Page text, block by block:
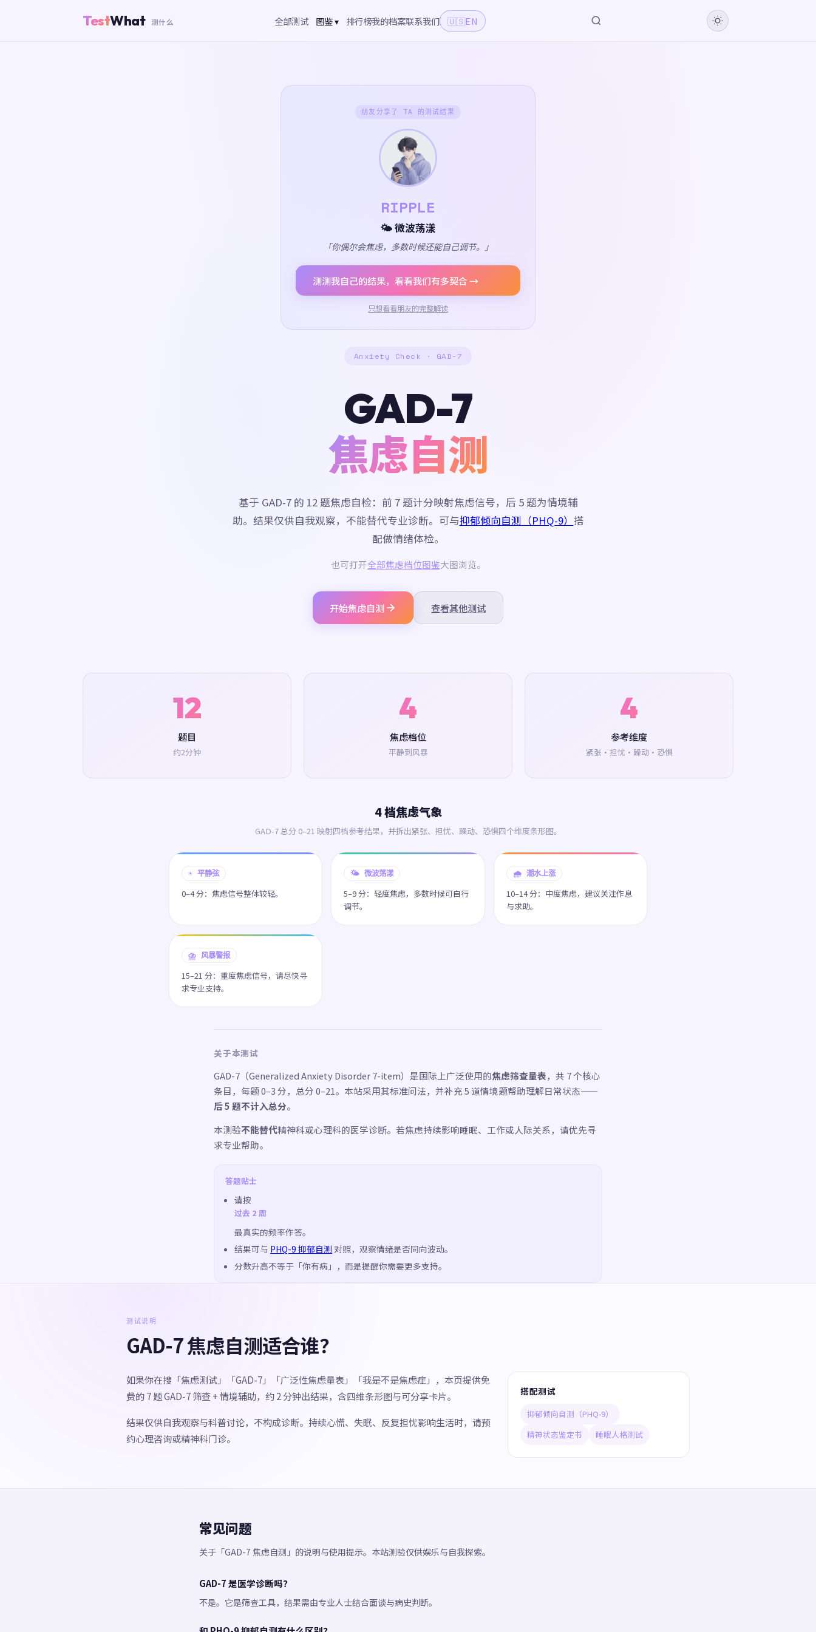
TestWhat 测什么 全部测试 图鉴 ▾ 排行榜我的档案联系我们 🇺🇸EN
朋友分享了 TA 的测试结果
RIPPLE
🌤️ 微波荡漾
「你偶尔会焦虑，多数时候还能自己调节。」
测测我自己的结果，看看我们有多契合 →
只想看看朋友的完整解读
Anxiety Check · GAD-7
GAD-7
焦虑自测
基于 GAD-7 的 12 题焦虑自检：前 7 题计分映射焦虑信号，后 5 题为情境辅
助。结果仅供自我观察，不能替代专业诊断。可与抑郁倾向自测（PHQ-9） 搭
配做情绪体检。
也可打开全部焦虑档位图鉴大图浏览。
开始焦虑自测 查看其他测试
12
题目
约2分钟
4
焦虑档位
平静到风暴
4
参考维度
紧张·担忧·躁动·恐惧
4 档焦虑气象
GAD-7 总分 0–21 映射四档参考结果，并拆出紧张、担忧、躁动、恐惧四个维度条形图。
☀️ 平静弦
0–4 分：焦虑信号整体较轻。
🌤️ 微波荡漾
5–9 分：轻度焦虑，多数时候可自行
调节。
🌧️ 潮水上涨
10–14 分：中度焦虑，建议关注作息
与求助。
⛈️ 风暴警报
15–21 分：重度焦虑信号，请尽快寻
求专业支持。
关于本测试
GAD-7（Generalized Anxiety Disorder 7-item）是国际上广泛使用的焦虑筛查量表，共 7 个核心
条目，每题 0–3 分，总分 0–21。本站采用其标准问法，并补充 5 道情境题帮助理解日常状态——
后 5 题不计入总分。
本测验不能替代精神科或心理科的医学诊断。若焦虑持续影响睡眠、工作或人际关系，请优先寻
求专业帮助。
答题贴士
请按
过去 2 周
最真实的频率作答。
结果可与 PHQ-9 抑郁自测 对照，观察情绪是否同向波动。
分数升高不等于「你有病」，而是提醒你需要更多支持。
测试说明
GAD-7 焦虑自测适合谁？
如果你在搜「焦虑测试」「GAD-7」「广泛性焦虑量表」「我是不是焦虑症」，本页提供免
费的 7 题 GAD-7 筛查 + 情境辅助，约 2 分钟出结果，含四维条形图与可分享卡片。
结果仅供自我观察与科普讨论，不构成诊断。持续心慌、失眠、反复担忧影响生活时，请预
约心理咨询或精神科门诊。
搭配测试
抑郁倾向自测（PHQ-9）
精神状态鉴定书
睡眠人格测试
常见问题
关于「GAD-7 焦虑自测」的说明与使用提示。本站测验仅供娱乐与自我探索。
GAD-7 是医学诊断吗？
不是。它是筛查工具，结果需由专业人士结合面谈与病史判断。